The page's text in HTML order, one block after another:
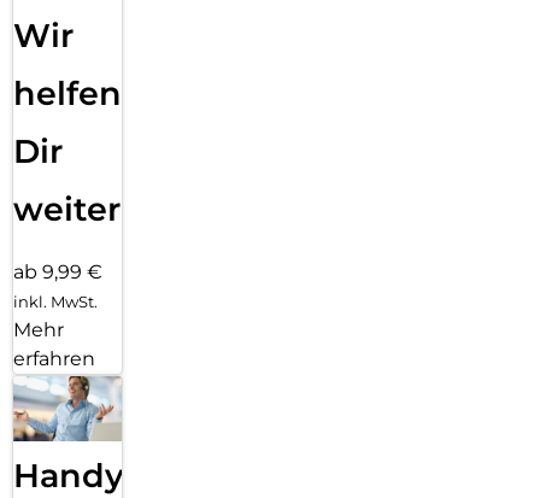
Wir
helfen
Dir
weiter
ab 9,99 €
inkl. MwSt.
Mehr
erfahren
Handy